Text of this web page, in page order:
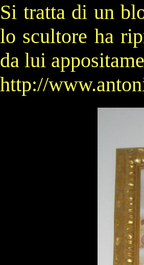
Si tratta di un
lo scultore ha
da lui
http://